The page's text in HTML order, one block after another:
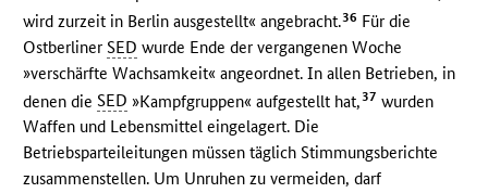
wird zurzeit in Berlin ausgestellt« angebracht.36 Für die
OstberlinerSED wurde Ende der vergangenen Woche
»verschärfte Wachsamkeit« angeordnet. In allen Betrieben, in
denen dieSED »Kampfgruppen« aufgestellt hat,37 wurden
Waffen und Lebensmittel eingelagert. Die
Betriebsparteileitungen müssen täglich Stimmungsberichte
zusammenstellen. Um Unruhen zu vermeiden, darf